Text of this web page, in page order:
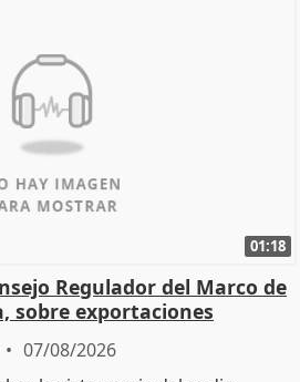
01:18
Regulador del Marco de
sobre exportaciones
07/08/2026